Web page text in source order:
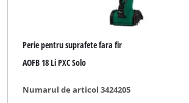
Perie pentru suprafete fara fir
AOFB 18 Li PXC Solo
Numarul de articol 3424205